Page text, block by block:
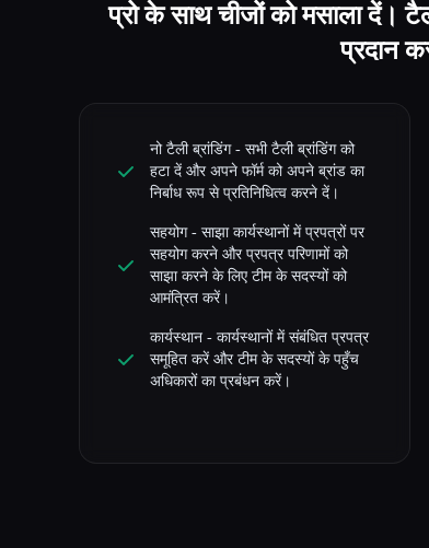
प्रो के साथ चीजों को मसाला दें।
प्रदान
नो टैली ब्रांडिंग - सभी टैली ब्रांडिंग को
हटा दें और अपने फॉर्म को अपने ब्रांड का
निर्बाध रूप से प्रतिनिधित्व करने दें।
सहयोग - साझा कार्यस्थानों में प्रपत्रों पर
सहयोग करने और प्रपत्र परिणामों को
साझा करने के लिए टीम के सदस्यों को
आमंत्रित करें।
कार्यस्थान - कार्यस्थानों में संबंधित प्रपत्र
समूहित करें और टीम के सदस्यों के पहुँच
अधिकारों का प्रबंधन करें।